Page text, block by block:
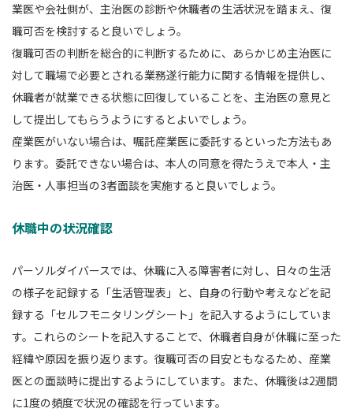
業医や会社側が、主治医の診断や休職者の生活状況を踏まえ、復
職可否を検討すると良いでしょう。
復職可否の判断を総合的に判断するために、あらかじめ主治医に
対して職場で必要とされる業務遂行能力に関する情報を提供し、
休職者が就業できる状態に回復していることを、主治医の意見と
して提出してもらうようにするとよいでしょう。
産業医がいない場合は、嘱託産業医に委託するといった方法もあ
ります。委託できない場合は、本人の同意を得たうえで本人・主
治医・人事担当の3者面談を実施すると良いでしょう。
休職中の状況確認
パーソルダイバースでは、休職に入る障害者に対し、日々の生活
の様子を記録する「生活管理表」と、自身の行動や考えなどを記
録する「セルフモニタリングシート」を記入するようにしていま
す。これらのシートを記入することで、休職者自身が休職に至った
経緯や原因を振り返ります。復職可否の目安ともなるため、産業
医との面談時に提出するようにしています。また、休職後は2週間
に1度の頻度で状況の確認を行っています。